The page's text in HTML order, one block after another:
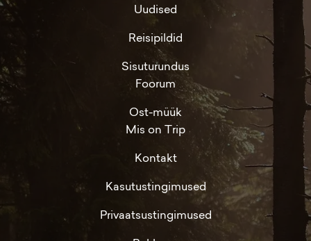
Uudised
Reisipildid
Sisuturundus
Foorum
Ost-müük
Mis on Trip
Kontakt
Kasutustingimused
Privaatsustingimused